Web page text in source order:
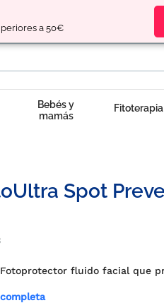
a 50€
Bebés y
mamás
Fitoterapia
Spot
fluido facial que